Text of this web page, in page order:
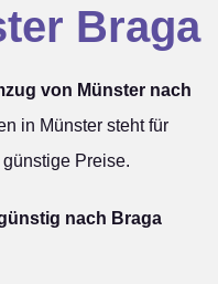
Braga
von Münster nach
in Münster steht für
Preise.
nach Braga